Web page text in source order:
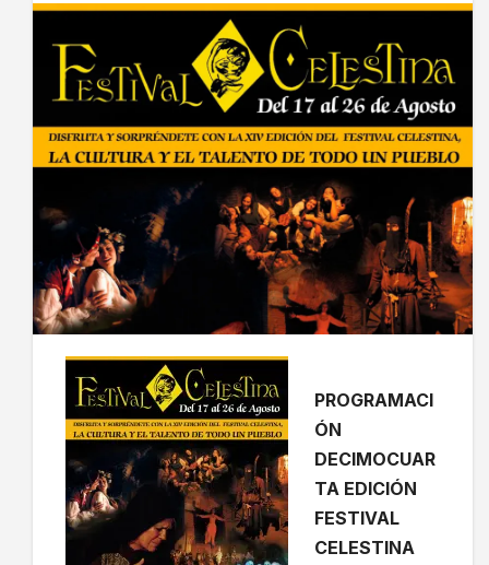
PROGRAMACI
ÓN
DECIMOCUAR
TA EDICIÓN
FESTIVAL
CELESTINA